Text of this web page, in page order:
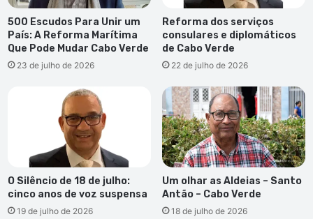
500 Escudos Para Unir um
País: A Reforma Marítima
Que Pode Mudar Cabo Verde
23 de julho de 2026
Reforma dos serviços
consulares e diplomáticos
de Cabo Verde
22 de julho de 2026
O Silêncio de 18 de julho:
cinco anos de voz suspensa
19 de julho de 2026
Um olhar as Aldeias – Santo
Antão – Cabo Verde
18 de julho de 2026